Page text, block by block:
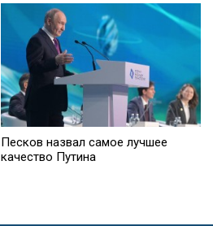
Песков назвал самое лучшее
качество Путина